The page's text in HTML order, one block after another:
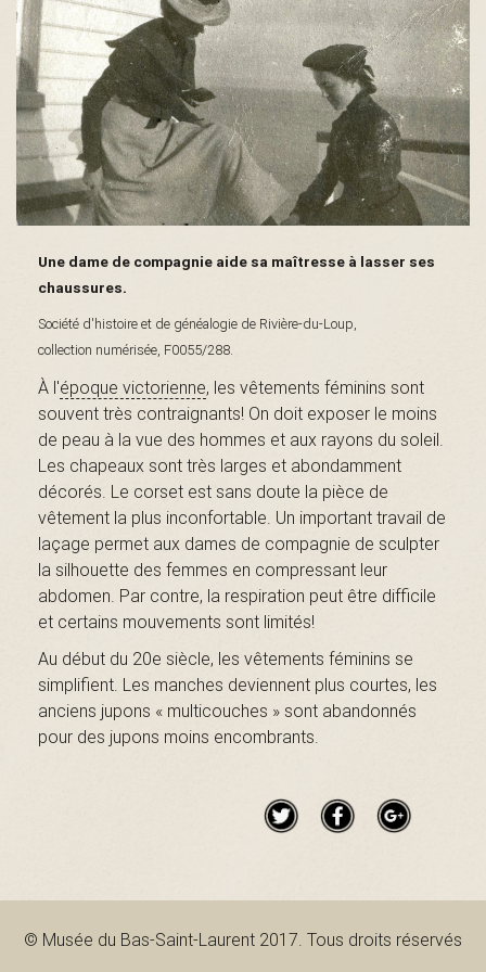
s
é
e
Une dame de compagnie aide sa maîtresse à lasser ses
chaussures.
Société d'histoire et de généalogie de Rivière-du-Loup,
collection numérisée, F0055/288.
À l'époque victorienne, les vêtements féminins sont
souvent très contraignants! On doit exposer le moins
de peau à la vue des hommes et aux rayons du soleil.
Les chapeaux sont très larges et abondamment
décorés. Le corset est sans doute la pièce de
vêtement la plus inconfortable. Un important travail de
laçage permet aux dames de compagnie de sculpter
la silhouette des femmes en compressant leur
abdomen. Par contre, la respiration peut être difficile
et certains mouvements sont limités!
Au début du 20e siècle, les vêtements féminins se
simplifient. Les manches deviennent plus courtes, les
anciens jupons « multicouches » sont abandonnés
pour des jupons moins encombrants.
© Musée du Bas-Saint-Laurent 2017. Tous droits réservés